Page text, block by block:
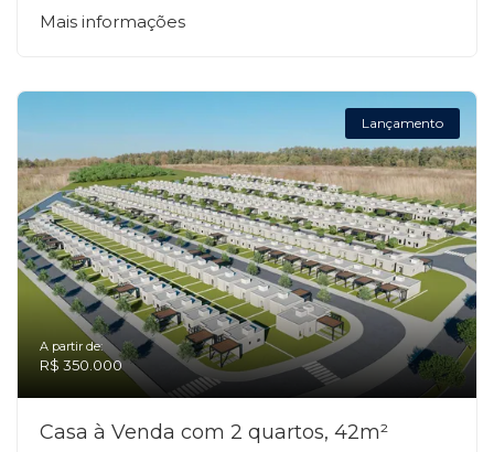
Mais informações
Lançamento
A partir de:
R$ 350.000
Casa à Venda com 2 quartos, 42m²